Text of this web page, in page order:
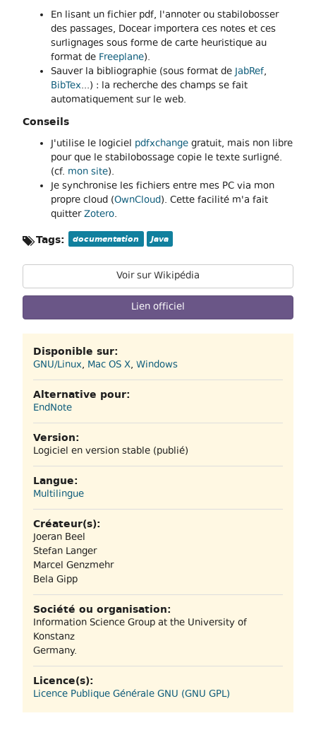
En lisant un fichier pdf, l'annoter ou stabilobosser
des passages, Docear importera ces notes et ces
surlignages sous forme de carte heuristique au
format de Freeplane).
Sauver la bibliographie (sous format de JabRef,
BibTex...) : la recherche des champs se fait
automatiquement sur le web.
Conseils
J'utilise le logiciel pdfxchange gratuit, mais non libre
pour que le stabilobossage copie le texte surligné.
(cf. mon site).
Je synchronise les fichiers entre mes PC via mon
propre cloud (OwnCloud). Cette facilité m'a fait
quitterZotero.
Tags: documentation Java
Voir sur Wikipédia
Lien officiel
Disponible sur:
GNU/Linux, Mac OS X, Windows
Alternative pour:
EndNote
Version:
Logiciel en version stable (publié)
Langue:
Multilingue
Créateur(s):
Joeran Beel
Stefan Langer
Marcel Genzmehr
Bela Gipp
Société ou organisation:
Information Science Group at the University of
Konstanz
Germany.
Licence(s):
Licence Publique Générale GNU (GNU GPL)